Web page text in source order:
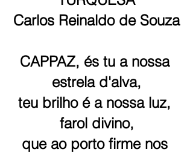
Carlos Reinaldo de Souza
CAPPAZ, és tu a nossa
estrela d'alva,
teu brilho é a nossa luz,
farol divino,
que ao porto firme nos